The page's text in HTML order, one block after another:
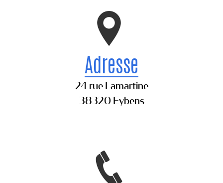
Adresse
24 rue Lamartine
38320 Eybens